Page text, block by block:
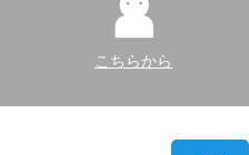
こちらから